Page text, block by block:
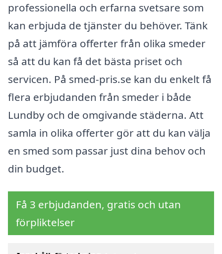
professionella och erfarna svetsare som
kan erbjuda de tjänster du behöver. Tänk
på att jämföra offerter från olika smeder
så att du kan få det bästa priset och
servicen. På smed-pris.se kan du enkelt få
flera erbjudanden från smeder i både
Lundby och de omgivande städerna. Att
samla in olika offerter gör att du kan välja
en smed som passar just dina behov och
din budget.
Få 3 erbjudanden, gratis och utan
förpliktelser